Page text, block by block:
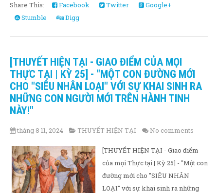
Share This: Facebook Twitter
Google+
Stumble
Digg
[THUYẾT HIỆN TẠI - GIAO ĐIỂM CỦA MỌI
THỰC TẠI | KỲ 25] - "MỘT CON ĐƯỜNG MỚI
CHO "SIÊU NHÂN LOẠI" VỚI SỰ KHAI SINH RA
NHỮNG CON NGƯỜI MỚI TRÊN HÀNH TINH
NÀY!"
tháng 8 11, 2024 THUYẾT HIỆN TẠI No comments
[THUYẾT HIỆN TẠI - Giao điểm
của mọi Thực tại | Kỳ 25] - "Một con
đường mới cho "SIÊU NHÂN
LOẠI" với sự khai sinh ra những